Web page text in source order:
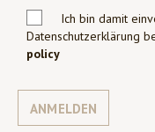
Ich bin damit
Datenschutzerklärung
policy
ANMELDEN